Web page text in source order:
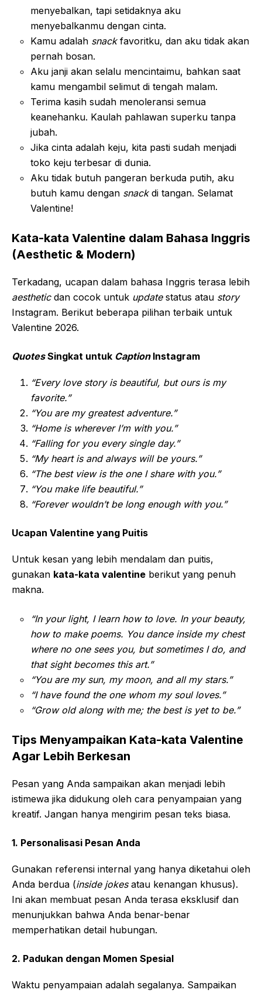
menyebalkan, tapi setidaknya aku
menyebalkanmu dengan cinta.
Kamu adalah snackfavoritku, dan aku tidak akan
pernah bosan.
Aku janji akan selalu mencintaimu, bahkan saat
kamu mengambil selimut di tengah malam.
Terima kasih sudah menoleransi semua
keanehanku. Kaulah pahlawan superku tanpa
jubah.
Jika cinta adalah keju, kita pasti sudah menjadi
toko keju terbesar di dunia.
Aku tidak butuh pangeran berkuda putih, aku
butuh kamu dengan snackdi tangan. Selamat
Valentine!
Kata-kata Valentine dalam Bahasa Inggris
(Aesthetic & Modern)
Terkadang, ucapan dalam bahasa Inggris terasa lebih
aestheticdan cocok untuk updatestatus atau story
Instagram. Berikut beberapa pilihan terbaik untuk
Valentine 2026.
QuotesSingkat untuk CaptionInstagram
“Every love story is beautiful, but ours is my
favorite.”
“You are my greatest adventure.”
“Home is wherever I’m with you.”
“Falling for you every single day.”
“My heart is and always will be yours.”
“The best view is the one I share with you.”
“You make life beautiful.”
“Forever wouldn’t be long enough with you.”
Ucapan Valentine yang Puitis
Untuk kesan yang lebih mendalam dan puitis,
gunakan kata-kata valentine berikut yang penuh
makna.
“In your light, I learn how to love. In your beauty,
how to make poems. You dance inside my chest
where no one sees you, but sometimes I do, and
that sight becomes this art.”
“You are my sun, my moon, and all my stars.”
“I have found the one whom my soul loves.”
“Grow old along with me; the best is yet to be.”
Tips Menyampaikan Kata-kata Valentine
Agar Lebih Berkesan
Pesan yang Anda sampaikan akan menjadi lebih
istimewa jika didukung oleh cara penyampaian yang
kreatif. Jangan hanya mengirim pesan teks biasa.
1. Personalisasi Pesan Anda
Gunakan referensi internal yang hanya diketahui oleh
Anda berdua (inside jokesatau kenangan khusus).
Ini akan membuat pesan Anda terasa eksklusif dan
menunjukkan bahwa Anda benar-benar
memperhatikan detail hubungan.
2. Padukan dengan Momen Spesial
Waktu penyampaian adalah segalanya. Sampaikan